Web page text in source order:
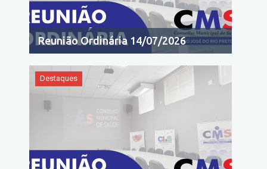
Reunião Ordinária 14/07/2026
Destaques